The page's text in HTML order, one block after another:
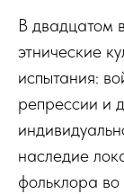
В двадцатом
этнические
испытания:
репрессии и
наследие
фольклора